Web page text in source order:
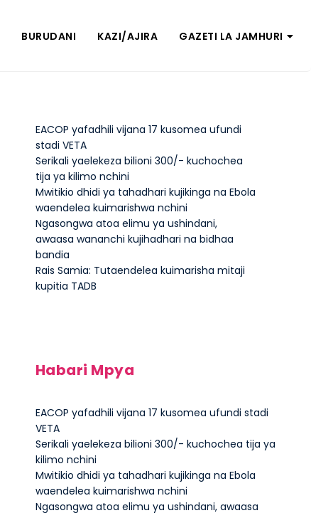
BURUDANI KAZI/AJIRA GAZETI LA JAMHURI
EACOP yafadhili vijana 17 kusomea ufundi
stadi VETA
Serikali yaelekeza bilioni 300/- kuchochea
tija ya kilimo nchini
Mwitikio dhidi ya tahadhari kujikinga na Ebola
waendelea kuimarishwa nchini
Ngasongwa atoa elimu ya ushindani,
awaasa wananchi kujihadhari na bidhaa
bandia
Rais Samia: Tutaendelea kuimarisha mitaji
kupitia TADB
Habari Mpya
EACOP yafadhili vijana 17 kusomea ufundi stadi
VETA
Serikali yaelekeza bilioni 300/- kuchochea tija ya
kilimo nchini
Mwitikio dhidi ya tahadhari kujikinga na Ebola
waendelea kuimarishwa nchini
Ngasongwa atoa elimu ya ushindani, awaasa